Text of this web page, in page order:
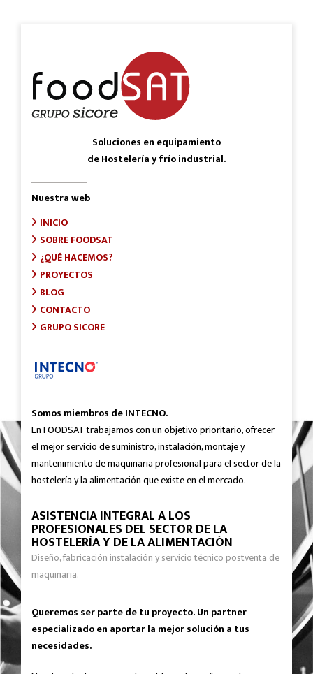
Soluciones en equipamiento
de Hostelería y frío industrial.
Nuestra web
INICIO
SOBRE FOODSAT
¿QUÉ HACEMOS?
PROYECTOS
BLOG
CONTACTO
GRUPO SICORE
Somos miembros de INTECNO.
En FOODSAT trabajamos con un objetivo prioritario, ofrecer
el mejor servicio de suministro, instalación, montaje y
mantenimiento de maquinaria profesional para el sector de la
hostelería y la alimentación que existe en el mercado.
ASISTENCIA INTEGRAL A LOS
PROFESIONALES DEL SECTOR DE LA
HOSTELERÍA Y DE LA ALIMENTACIÓN
Diseño, fabricación instalación y servicio técnico postventa de
maquinaria.
Queremos ser parte de tu proyecto. Un partner
especializado en aportar la mejor solución a tus
necesidades.